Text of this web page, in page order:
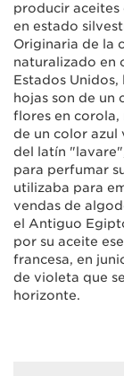
producir aceites
en estado
Originaria de la
naturalizado en
Estados Unidos,
hojas son de un
flores en corola,
de un color azul
del latín
para perfumar
utilizaba para
vendas de
el Antiguo
por su aceite
francesa, en
de violeta que
horizonte.